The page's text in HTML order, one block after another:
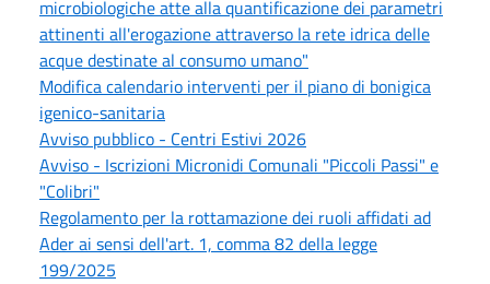
microbiologiche atte alla quantificazione dei parametri
attinenti all'erogazione attraverso la rete idrica delle
acque destinate al consumo umano"
Modifica calendario interventi per il piano di bonigica
igenico-sanitaria
Avviso pubblico - Centri Estivi 2026
Avviso - Iscrizioni Micronidi Comunali "Piccoli Passi" e
"Colibri"
Regolamento per la rottamazione dei ruoli affidati ad
Ader ai sensi dell'art. 1, comma 82 della legge
199/2025